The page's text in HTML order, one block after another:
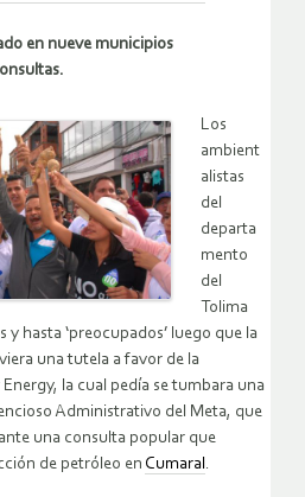
en nueve municipios
Los
ambient
alistas
del
departa
mento
del
Tolima
hasta ‘preocupados’ luego que la
una tutela a favor de la
la cual pedía se tumbara una
Administrativo del Meta, que
una consulta popular que
de petróleo en Cumaral.